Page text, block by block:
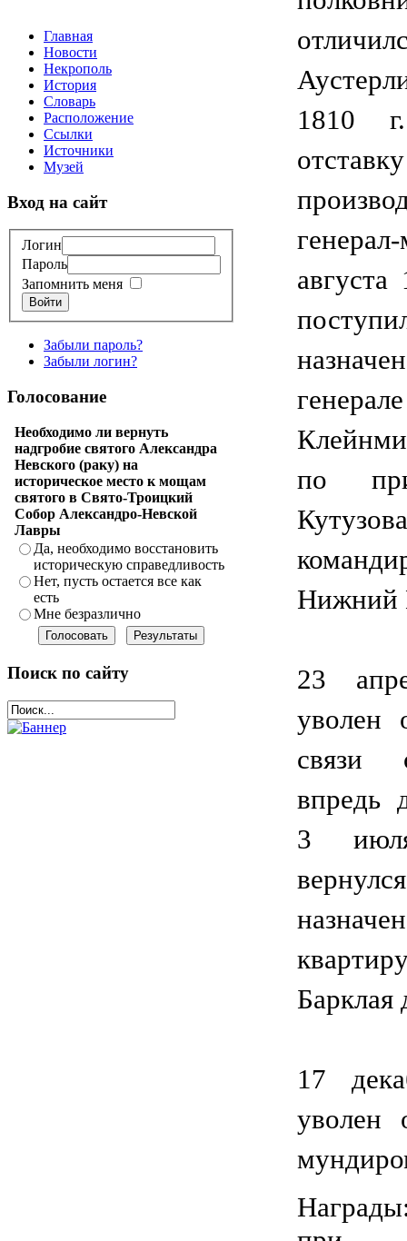
Главная
Новости
Некрополь
История
Словарь
Расположение
Ссылки
Источники
Музей
Вход на сайт
Логин
Пароль
Запомнить меня
Войти
Забыли пароль?
Забыли логин?
Голосование
Необходимо ли вернуть
надгробие святого Александра
Невского (раку) на
историческое место к мощам
святого в Свято-Троицкий
Собор Александро-Невской
Лавры
Да, необходимо восстановить
историческую справедливость
Нет, пусть остается все как
есть
Мне безразлично
Поиск по сайту
1810
августа
по
Кутузова
Нижний
23
уволен
связи
впредь
3
Барклая
17
уволен